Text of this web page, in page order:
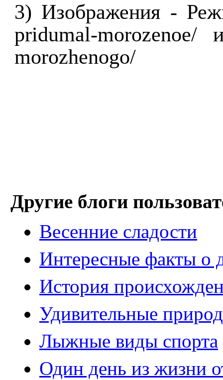
3) Изображения -
pridumal-morozenoe/
morozhenogo/
Другие блоги
Весенние сладости
Интересные факты
История
Удивительные
Лыжные виды спорта
Один день из жизни